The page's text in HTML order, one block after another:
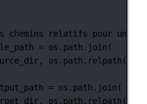
chemins relatifs pour un
= os.path.join(
= os.path.join(